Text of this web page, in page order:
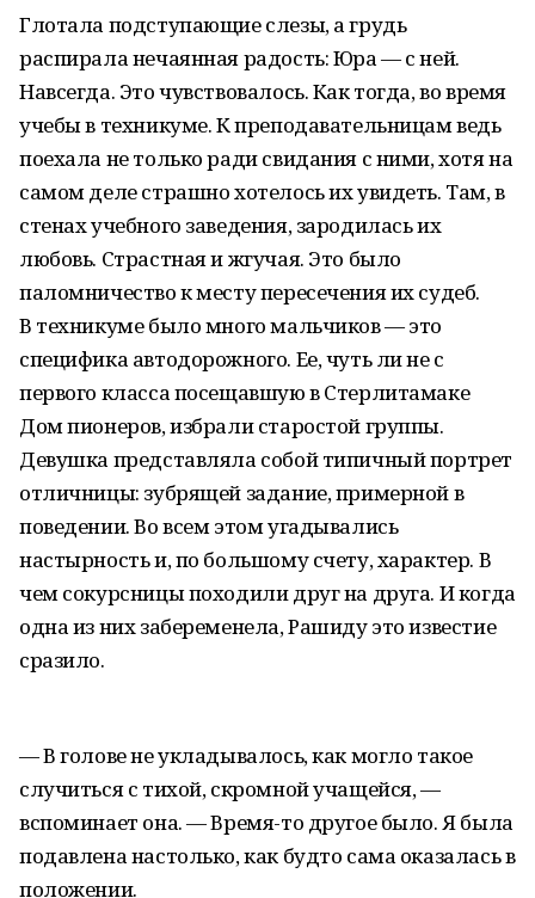
Глотала подступающие слезы, а грудь
распирала нечаянная радость: Юра — с ней.
Навсегда. Это чувствовалось. Как тогда, во время
учебы в техникуме. К преподавательницам ведь
поехала не только ради свидания с ними, хотя на
самом деле страшно хотелось их увидеть. Там, в
стенах учебного заведения, зародилась их
любовь. Страстная и жгучая. Это было
паломничество к месту пересечения их судеб.
В техникуме было много мальчиков — это
специфика автодорожного. Ее, чуть ли не с
первого класса посещавшую в Стерлитамаке
Дом пионеров, избрали старостой группы.
Девушка представляла собой типичный портрет
отличницы: зубрящей задание, примерной в
поведении. Во всем этом угадывались
настырность и, по большому счету, характер. В
чем сокурсницы походили друг на друга. И когда
одна из них забеременела, Рашиду это известие
сразило.
— В голове не укладывалось, как могло такое
случиться с тихой, скромной учащейся, —
вспоминает она. — Время-то другое было. Я была
подавлена настолько, как будто сама оказалась в
положении.